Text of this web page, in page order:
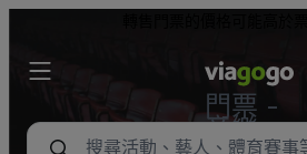
門票 -
音樂